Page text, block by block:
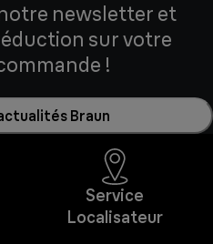
newsletter et
sur votre
!
Braun
Service
Localisateur